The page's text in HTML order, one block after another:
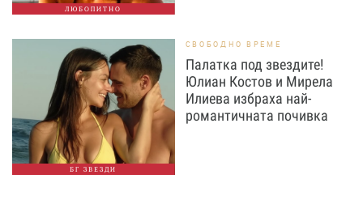
ЛЮБОПИТНО
БГ ЗВЕЗДИ
СВОБОДНО ВРЕМЕ
Палатка под звездите!
Юлиан Костов и Мирела
Илиева избраха най-
романтичната почивка